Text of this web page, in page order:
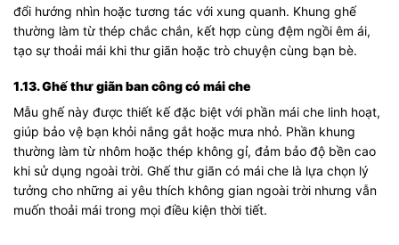
đổi hướng nhìn hoặc tương tác với xung quanh. Khung ghế
thường làm từ thép chắc chắn, kết hợp cùng đệm ngồi êm ái,
tạo sự thoải mái khi thư giãn hoặc trò chuyện cùng bạn bè.
1.13. Ghế thư giãn ban công có mái che
Mẫu ghế này được thiết kế đặc biệt với phần mái che linh hoạt,
giúp bảo vệ bạn khỏi nắng gắt hoặc mưa nhỏ. Phần khung
thường làm từ nhôm hoặc thép không gỉ, đảm bảo độ bền cao
khi sử dụng ngoài trời. Ghế thư giãn có mái che là lựa chọn lý
tưởng cho những ai yêu thích không gian ngoài trời nhưng vẫn
muốn thoải mái trong mọi điều kiện thời tiết.